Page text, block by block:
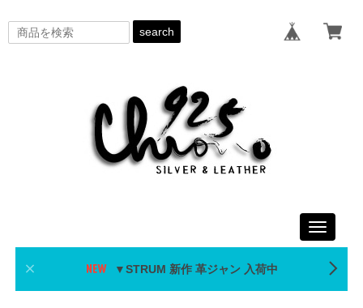
search
Toggle
▼STRUM 新作 革ジャン 入荷中